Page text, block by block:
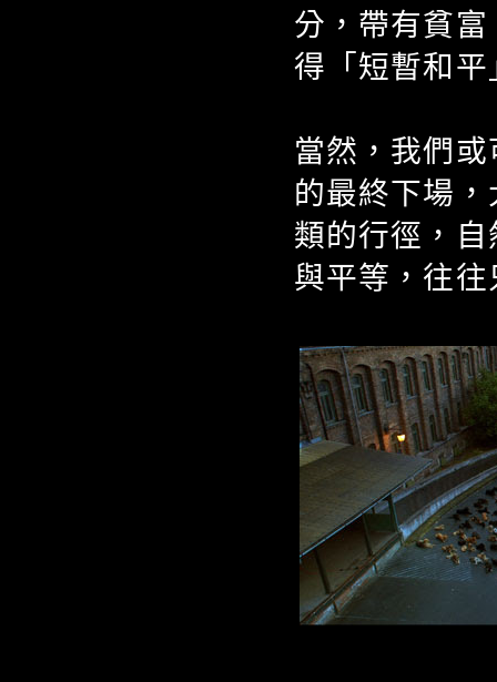
分，帶有貧
得「短暫和
當然，我們
的最終下場
類的行徑，
與平等，往